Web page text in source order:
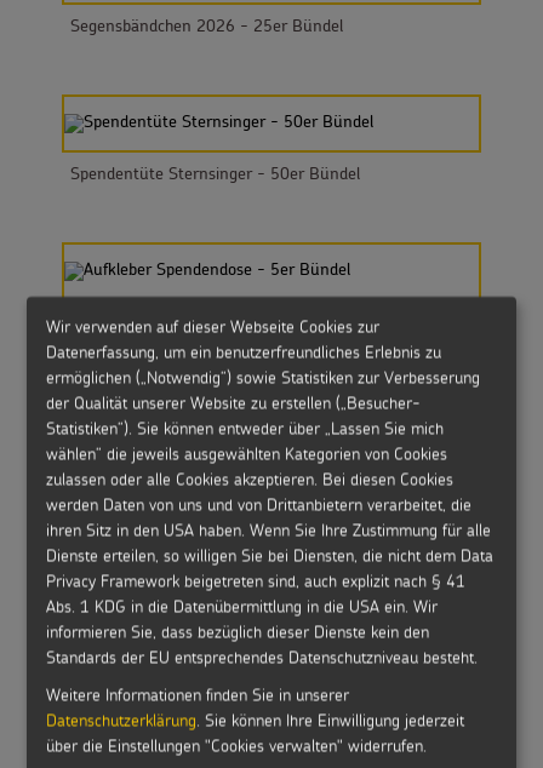
Segensbändchen 2026 - 25er Bündel
Spendentüte Sternsinger - 50er Bündel
Aufkleber Spendendose - 5er Bündel
Sternsinger Ausweis - 5er Bündel
Sternsinger-Kreide
MEHR ANZEIGEN
Wir verwenden auf dieser Webseite Cookies zur
Datenerfassung, um ein benutzerfreundliches Erlebnis zu
ermöglichen („Notwendig“) sowie Statistiken zur Verbesserung
der Qualität unserer Website zu erstellen („Besucher-
Statistiken“). Sie können entweder über „Lassen Sie mich
wählen“ die jeweils ausgewählten Kategorien von Cookies
zulassen oder alle Cookies akzeptieren. Bei diesen Cookies
werden Daten von uns und von Drittanbietern verarbeitet, die
ihren Sitz in den USA haben. Wenn Sie Ihre Zustimmung für alle
Dienste erteilen, so willigen Sie bei Diensten, die nicht dem Data
Privacy Framework beigetreten sind, auch explizit nach § 41
Abs. 1 KDG in die Datenübermittlung in die USA ein. Wir
informieren Sie, dass bezüglich dieser Dienste kein den
Standards der EU entsprechendes Datenschutzniveau besteht.
Weitere Informationen finden Sie in unserer
Datenschutzerklärung. Sie können Ihre Einwilligung jederzeit
über die Einstellungen "Cookies verwalten" widerrufen.